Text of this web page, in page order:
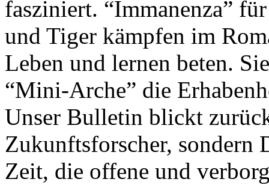
fasziniert. “Immanenza”
und Tiger kämpfen im
Leben und lernen beten.
“Mini-Arche” die
Unser Bulletin blickt
Zukunftsforscher, sondern
Zeit, die offene und